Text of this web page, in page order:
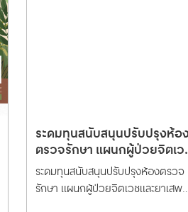
ระดมทุนสนับสนุนปรับปรุงห้อ
ตรวจรักษา แผนกผู้ป่วยจิตเว
และยาเสพติดโรงพยาบาล
ตำรวจ
ระดมทุนสนับสนุนปรับปรุงห้องตรวจ
รักษา แผนกผู้ป่วยจิตเวชและยาเสพ